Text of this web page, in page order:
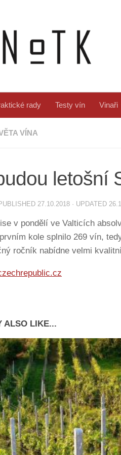
rady Testy vín Vinaři
VÍNA
letošní
27.10.2018 · UPDATED
v pondělí ve Valticích
kole splnilo 269 vín,
ročník nabídne velmi
ALSO LIKE...